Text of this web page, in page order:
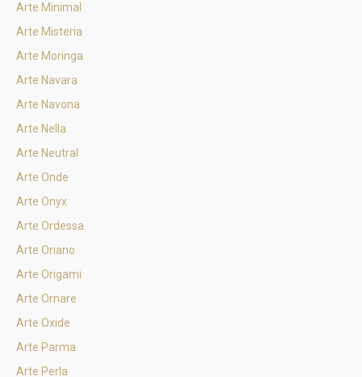
Arte Minimal
Arte Misteria
Arte Moringa
Arte Navara
Arte Navona
Arte Nella
Arte Neutral
Arte Onde
Arte Onyx
Arte Ordessa
Arte Oriano
Arte Origami
Arte Ornare
Arte Oxide
Arte Parma
Arte Perla